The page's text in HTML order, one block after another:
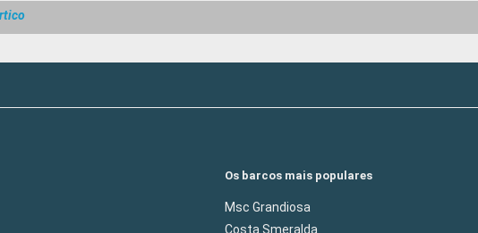
Os barcos mais populares
Msc Grandiosa
Costa Smeralda